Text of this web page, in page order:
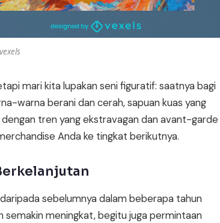
mari kita lupakan seni figuratif: saatnya bagi
warna berani dan cerah, sapuan kuas yang
tren yang ekstravagan dan avant-garde
Anda ke tingkat berikutnya.
sebelumnya dalam beberapa tahun
semakin meningkat, begitu juga permintaan